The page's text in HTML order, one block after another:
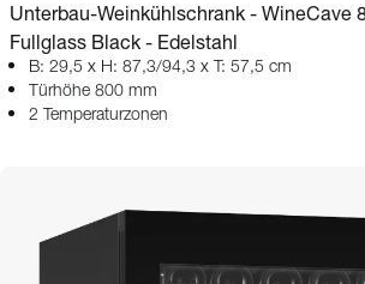
Unterbau-Weinkühlschrank - WineCave
Fullglass Black - Edelstahl
B: 29,5 x H: 87,3/94,3 x T: 57,5 cm
Türhöhe 800 mm
2 Temperaturzonen